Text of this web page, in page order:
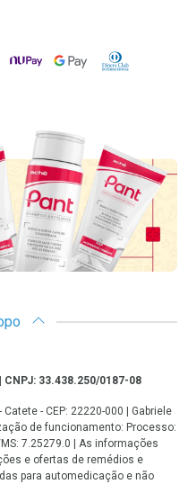
NuPay Google PayDiners Club
33.438.250/0187-08
- CEP: 22220-000 | Gabriele
de funcionamento: Processo:
7.25279.0 | As informações
e ofertas de remédios e
para automedicação e não